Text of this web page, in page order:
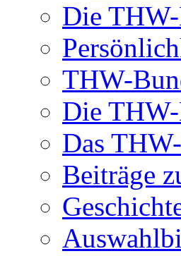
Die
THW-
Die
Das
Beiträge